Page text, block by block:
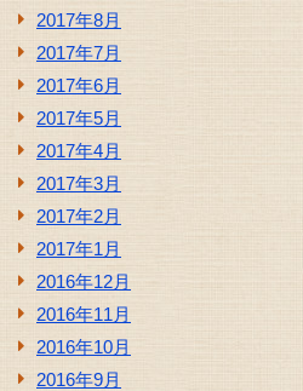
2017年8月
2017年7月
2017年6月
2017年5月
2017年4月
2017年3月
2017年2月
2017年1月
2016年12月
2016年11月
2016年10月
2016年9月